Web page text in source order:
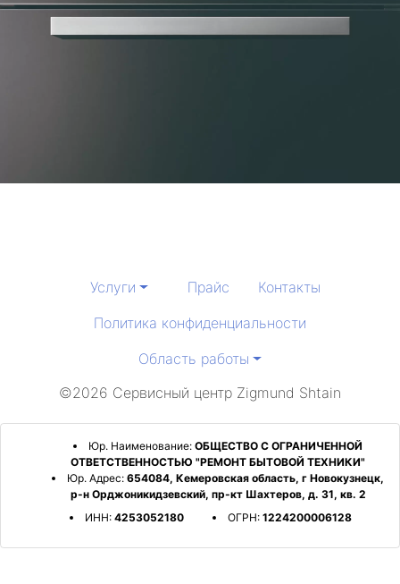
Услуги Прайс
Контакты
Политика конфиденциальности
Область работы
©2026 Сервисный центр Zigmund Shtain
Юр. Наименование: ОБЩЕСТВО С ОГРАНИЧЕННОЙ
ОТВЕТСТВЕННОСТЬЮ "РЕМОНТ БЫТОВОЙ ТЕХНИКИ"
Юр. Адрес: 654084, Кемеровская область, г Новокузнецк,
р-н Орджоникидзевский, пр-кт Шахтеров, д. 31, кв. 2
ИНН: 4253052180 ОГРН: 1224200006128